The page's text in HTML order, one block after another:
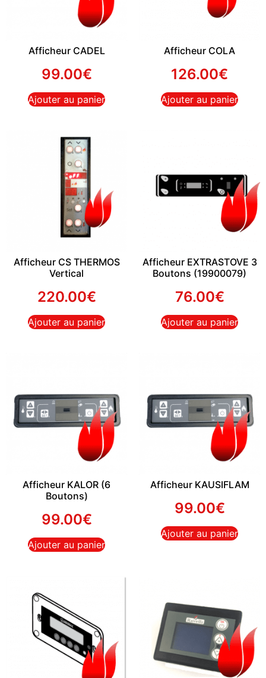
Afficheur CADEL
99.00€
Ajouter au panier
Afficheur COLA
126.00€
Ajouter au panier
Afficheur CS THERMOS
Vertical
220.00€
Ajouter au panier
Afficheur EXTRASTOVE 3
Boutons (19900079)
76.00€
Ajouter au panier
Afficheur KALOR (6
Boutons)
99.00€
Ajouter au panier
Afficheur KAUSIFLAM
99.00€
Ajouter au panier